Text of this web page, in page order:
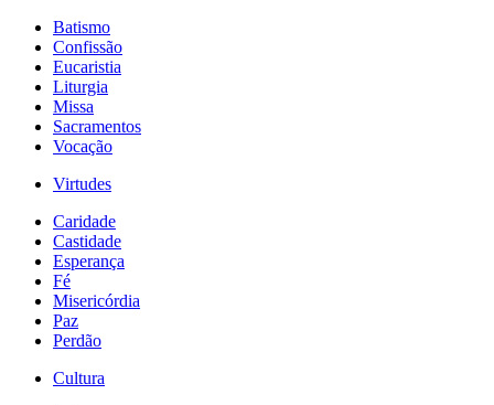
Batismo
Confissão
Eucaristia
Liturgia
Missa
Sacramentos
Vocação
Virtudes
Caridade
Castidade
Esperança
Fé
Misericórdia
Paz
Perdão
Cultura